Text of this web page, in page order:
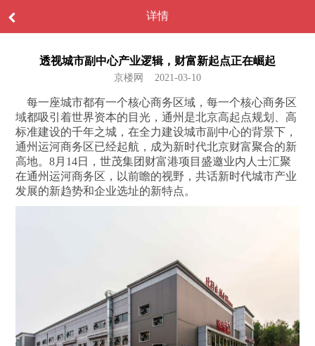
详情
透视城市副中心产业逻辑，财富新起点正在崛起
京楼网 2021-03-10
每一座城市都有一个核心商务区域，每一个核心商务区
域都吸引着世界资本的目光，通州是北京高起点规划、高
标准建设的千年之城，在全力建设城市副中心的背景下，
通州运河商务区已经起航，成为新时代北京财富聚合的新
高地。8月14日，世茂集团财富港项目盛邀业内人士汇聚
在通州运河商务区，以前瞻的视野，共话新时代城市产业
发展的新趋势和企业选址的新特点。